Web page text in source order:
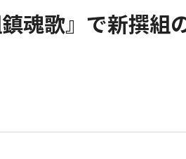
魂歌』で新撰組